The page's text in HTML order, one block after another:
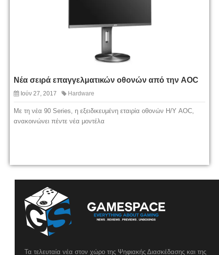
Νέα σειρά επαγγελματικών οθονών από την AOC
Ιούν 27, 2017 Hardware
Με τη νέα 90 Series, η εξειδικευμένη εταιρία οθονών Η/Υ AOC,
ανακοινώνει πέντε νέα μοντέλα
Τα τελευταία νέα στον χώρο της Ψηφιακής Διασκέδασης και της